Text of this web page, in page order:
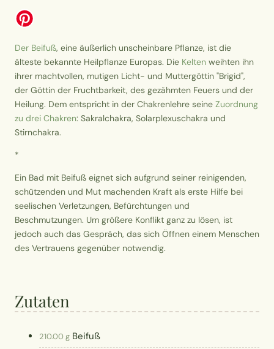
Der Beifuß, eine äußerlich unscheinbare Pflanze, ist die
älteste bekannte Heilpflanze Europas. Die Kelten weihten ihn
ihrer machtvollen, mutigen Licht- und Muttergöttin "Brigid",
der Göttin der Fruchtbarkeit, des gezähmten Feuers und der
Heilung. Dem entspricht in der Chakrenlehre seine Zuordnung
zu drei Chakren: Sakralchakra, Solarplexuschakra und
Stirnchakra.
*
Ein Bad mit Beifuß eignet sich aufgrund seiner reinigenden,
schützenden und Mut machenden Kraft als erste Hilfe bei
seelischen Verletzungen, Befürchtungen und
Beschmutzungen. Um größere Konflikt ganz zu lösen, ist
jedoch auch das Gespräch, das sich Öffnen einem Menschen
des Vertrauens gegenüber notwendig.
Zutaten
210.00 g Beifuß